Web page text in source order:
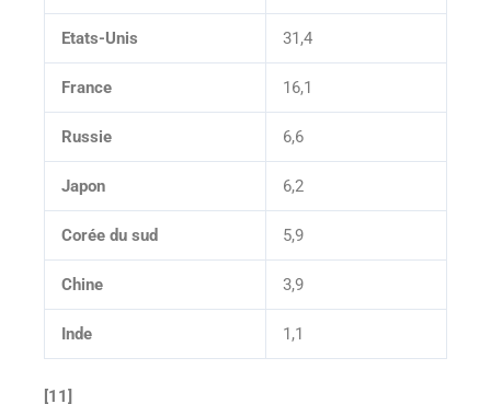
Etats-Unis 31,4
France 16,1
Russie 6,6
Japon 6,2
Corée du sud 5,9
Chine 3,9
Inde 1,1
[11]